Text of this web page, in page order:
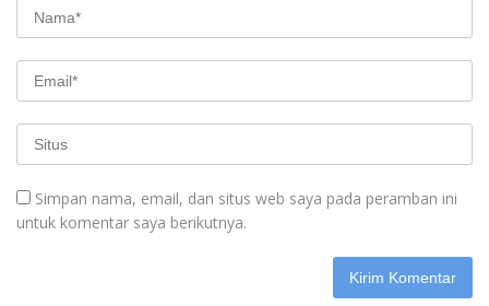
Simpan nama, email, dan situs web saya pada peramban ini
untuk komentar saya berikutnya.